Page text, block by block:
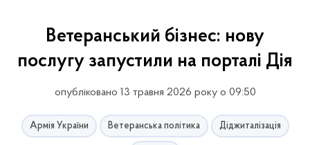
Ветеранський бізнес: нову
послугу запустили на порталі Дія
опубліковано 13 травня 2026 року о 09:50
Армія України Ветеранська політика Діджиталізація